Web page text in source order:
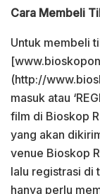
Cara Membeli
Untuk membeli
(http://
masuk atau
film di Bioskop
yang akan
venue Bioskop
lalu registrasi di
hanya perlu